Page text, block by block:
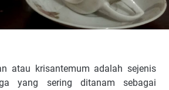
atau krisantemum adalah sejenis
yang sering ditanam sebagai